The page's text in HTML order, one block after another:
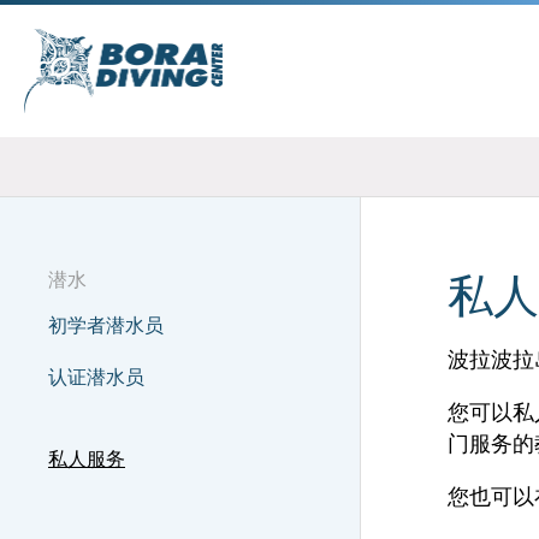
潜水
初学者潜水员
认证潜水员
私人服务
私
波拉波
您可以
门服务
您也可